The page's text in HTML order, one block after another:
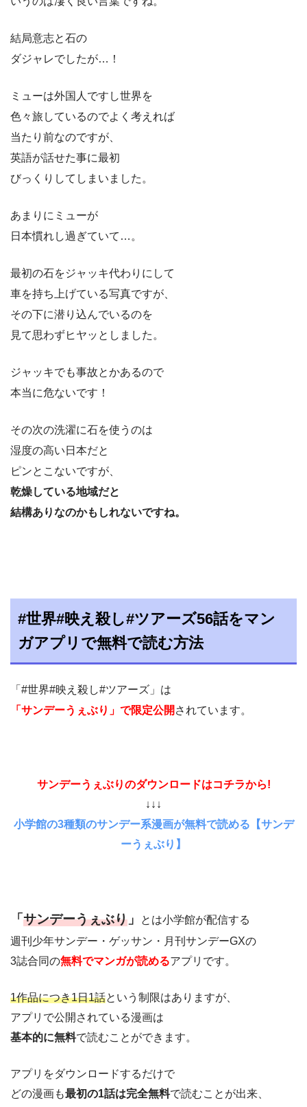
結局意志と石の
ダジャレでしたが…！
ミューは外国人ですし世界を
色々旅しているのでよく考えれば
当たり前なのですが、
英語が話せた事に最初
びっくりしてしまいました。
あまりにミューが
日本慣れし過ぎていて…。
最初の石をジャッキ代わりにして
車を持ち上げている写真ですが、
その下に潜り込んでいるのを
見て思わずヒヤッとしました。
ジャッキでも事故とかあるので
本当に危ないです！
その次の洗濯に石を使うのは
湿度の高い日本だと
ピンとこないですが、
乾燥している地域だと
結構ありなのかもしれないですね。
#世界#映え殺し#ツアーズ56話をマン
ガアプリで無料で読む方法
「#世界#映え殺し#ツアーズ」は
「サンデーうぇぶり」で限定公開 されています。
サンデーうぇぶりのダウンロードはコチラから!
↓↓↓
小学館の3種類のサンデー系漫画が無料で読める【サンデ
ーうぇぶり】
「 サンデーうぇぶり 」
とは小学館が配信する
週刊少年サンデー・ゲッサン・月刊サンデーGXの
3誌合同の無料でマンガが読めるアプリです。
1作品につき1日1話という制限はありますが、
アプリで公開されている漫画は
基本的に無料で読むことができます。
アプリをダウンロードするだけで
どの漫画も最初の1話は完全無料で読むことが出来、